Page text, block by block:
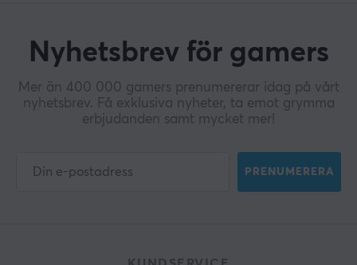
Nyhetsbrev för gamers
Mer än 400 000 gamers prenumererar idag på vårt
nyhetsbrev. Få exklusiva nyheter, ta emot grymma
erbjudanden samt mycket mer!
PRENUMERERA